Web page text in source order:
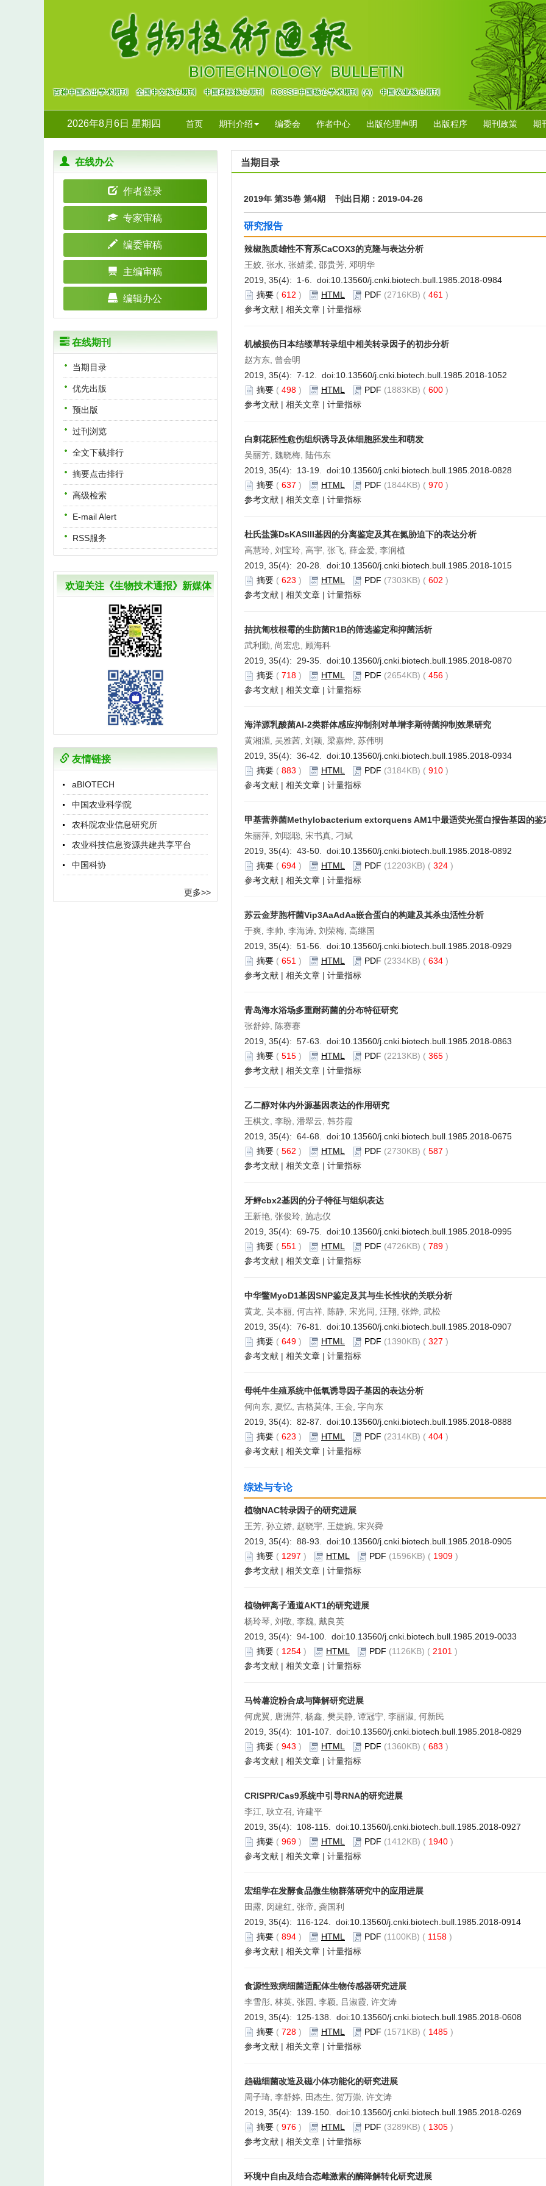
2026年8月6日 星期四 首页 期刊介绍 编委会 作者中心 出版伦理声明 出版程序 期刊政策 期
在线办公
作者登录
专家审稿
编委审稿
主编审稿
编辑办公
在线期刊
当期目录
优先出版
预出版
过刊浏览
全文下载排行
摘要点击排行
高级检索
E-mail Alert
RSS服务
欢迎关注《生物技术通报》新媒体
友情链接
aBIOTECH
中国农业科学院
农科院农业信息研究所
农业科技信息资源共建共享平台
中国科协
更多>>
当期目录
2019年 第35卷 第4期 刊出日期：2019-04-26
研究报告
辣椒胞质雄性不育系CaCOX3的克隆与表达分析
王姣, 张水, 张婧柔, 邵贵芳, 邓明华
2019, 35(4): 1-6. doi:10.13560/j.cnki.biotech.bull.1985.2018-0984
摘要 ( 612 ) HTML PDF (2716KB) ( 461 )
参考文献 | 相关文章 | 计量指标
机械损伤日本结缕草转录组中相关转录因子的初步分析
赵方东, 曾会明
2019, 35(4): 7-12. doi:10.13560/j.cnki.biotech.bull.1985.2018-1052
摘要 ( 498 ) HTML PDF (1883KB) ( 600 )
参考文献 | 相关文章 | 计量指标
白刺花胚性愈伤组织诱导及体细胞胚发生和萌发
吴丽芳, 魏晓梅, 陆伟东
2019, 35(4): 13-19. doi:10.13560/j.cnki.biotech.bull.1985.2018-0828
摘要 ( 637 ) HTML PDF (1844KB) ( 970 )
参考文献 | 相关文章 | 计量指标
杜氏盐藻DsKASIII基因的分离鉴定及其在氮胁迫下的表达分析
高慧玲, 刘宝玲, 高宇, 张飞, 薛金爱, 李润植
2019, 35(4): 20-28. doi:10.13560/j.cnki.biotech.bull.1985.2018-1015
摘要 ( 623 ) HTML PDF (7303KB) ( 602 )
参考文献 | 相关文章 | 计量指标
拮抗匍枝根霉的生防菌R1B的筛选鉴定和抑菌活析
武利勤, 尚宏忠, 顾海科
2019, 35(4): 29-35. doi:10.13560/j.cnki.biotech.bull.1985.2018-0870
摘要 ( 718 ) HTML PDF (2654KB) ( 456 )
参考文献 | 相关文章 | 计量指标
海洋源乳酸菌AI-2类群体感应抑制剂对单增李斯特菌抑制效果研究
黄湘湄, 吴雅茜, 刘颖, 梁嘉烨, 苏伟明
2019, 35(4): 36-42. doi:10.13560/j.cnki.biotech.bull.1985.2018-0934
摘要 ( 883 ) HTML PDF (3184KB) ( 910 )
参考文献 | 相关文章 | 计量指标
甲基营养菌Methylobacterium extorquens AM1中最适荧光蛋白报告基因的鉴
朱丽萍, 刘聪聪, 宋书真, 刁斌
2019, 35(4): 43-50. doi:10.13560/j.cnki.biotech.bull.1985.2018-0892
摘要 ( 694 ) HTML PDF (12203KB) ( 324 )
参考文献 | 相关文章 | 计量指标
苏云金芽胞杆菌Vip3AaAdAa嵌合蛋白的构建及其杀虫活性分析
于爽, 李帅, 李海涛, 刘荣梅, 高继国
2019, 35(4): 51-56. doi:10.13560/j.cnki.biotech.bull.1985.2018-0929
摘要 ( 651 ) HTML PDF (2334KB) ( 634 )
参考文献 | 相关文章 | 计量指标
青岛海水浴场多重耐药菌的分布特征研究
张舒婷, 陈赛赛
2019, 35(4): 57-63. doi:10.13560/j.cnki.biotech.bull.1985.2018-0863
摘要 ( 515 ) HTML PDF (2213KB) ( 365 )
参考文献 | 相关文章 | 计量指标
乙二醇对体内外源基因表达的作用研究
王棋文, 李盼, 潘翠云, 韩芬霞
2019, 35(4): 64-68. doi:10.13560/j.cnki.biotech.bull.1985.2018-0675
摘要 ( 562 ) HTML PDF (2730KB) ( 587 )
参考文献 | 相关文章 | 计量指标
牙鲆cbx2基因的分子特征与组织表达
王新艳, 张俊玲, 施志仪
2019, 35(4): 69-75. doi:10.13560/j.cnki.biotech.bull.1985.2018-0995
摘要 ( 551 ) HTML PDF (4726KB) ( 789 )
参考文献 | 相关文章 | 计量指标
中华鳖MyoD1基因SNP鉴定及其与生长性状的关联分析
黄龙, 吴本丽, 何吉祥, 陈静, 宋光同, 汪翔, 张烨, 武松
2019, 35(4): 76-81. doi:10.13560/j.cnki.biotech.bull.1985.2018-0907
摘要 ( 649 ) HTML PDF (1390KB) ( 327 )
参考文献 | 相关文章 | 计量指标
母牦牛生殖系统中低氧诱导因子基因的表达分析
何向东, 夏忆, 吉格莫体, 王会, 字向东
2019, 35(4): 82-87. doi:10.13560/j.cnki.biotech.bull.1985.2018-0888
摘要 ( 623 ) HTML PDF (2314KB) ( 404 )
参考文献 | 相关文章 | 计量指标
综述与专论
植物NAC转录因子的研究进展
王芳, 孙立娇, 赵晓宇, 王婕婉, 宋兴舜
2019, 35(4): 88-93. doi:10.13560/j.cnki.biotech.bull.1985.2018-0905
摘要 ( 1297 ) HTML PDF (1596KB) ( 1909 )
参考文献 | 相关文章 | 计量指标
植物钾离子通道AKT1的研究进展
杨玲琴, 刘敬, 李魏, 戴良英
2019, 35(4): 94-100. doi:10.13560/j.cnki.biotech.bull.1985.2019-0033
摘要 ( 1254 ) HTML PDF (1126KB) ( 2101 )
参考文献 | 相关文章 | 计量指标
马铃薯淀粉合成与降解研究进展
何虎翼, 唐洲萍, 杨鑫, 樊吴静, 谭冠宁, 李丽淑, 何新民
2019, 35(4): 101-107. doi:10.13560/j.cnki.biotech.bull.1985.2018-0829
摘要 ( 943 ) HTML PDF (1360KB) ( 683 )
参考文献 | 相关文章 | 计量指标
CRISPR/Cas9系统中引导RNA的研究进展
李江, 耿立召, 许建平
2019, 35(4): 108-115. doi:10.13560/j.cnki.biotech.bull.1985.2018-0927
摘要 ( 969 ) HTML PDF (1412KB) ( 1940 )
参考文献 | 相关文章 | 计量指标
宏组学在发酵食品微生物群落研究中的应用进展
田露, 闵建红, 张帝, 龚国利
2019, 35(4): 116-124. doi:10.13560/j.cnki.biotech.bull.1985.2018-0914
摘要 ( 894 ) HTML PDF (1100KB) ( 1158 )
参考文献 | 相关文章 | 计量指标
食源性致病细菌适配体生物传感器研究进展
李雪彤, 林英, 张园, 李颖, 吕淑霞, 许文涛
2019, 35(4): 125-138. doi:10.13560/j.cnki.biotech.bull.1985.2018-0608
摘要 ( 728 ) HTML PDF (1571KB) ( 1485 )
参考文献 | 相关文章 | 计量指标
趋磁细菌改造及磁小体功能化的研究进展
周子琦, 李舒婷, 田杰生, 贺万崇, 许文涛
2019, 35(4): 139-150. doi:10.13560/j.cnki.biotech.bull.1985.2018-0269
摘要 ( 976 ) HTML PDF (3289KB) ( 1305 )
参考文献 | 相关文章 | 计量指标
环境中自由及结合态雌激素的酶降解转化研究进展